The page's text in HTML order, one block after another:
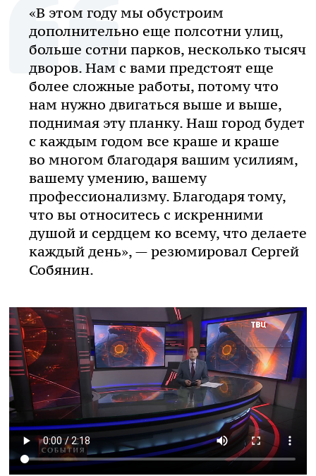
«В этом году мы обустроим
дополнительно еще полсотни улиц,
больше сотни парков, несколько тысяч
дворов. Нам с вами предстоят еще
более сложные работы, потому что
нам нужно двигаться выше и выше,
поднимая эту планку. Наш город будет
с каждым годом все краше и краше
во многом благодаря вашим усилиям,
вашему умению, вашему
профессионализму. Благодаря тому,
что вы относитесь с искренними
душой и сердцем ко всему, что делаете
каждый день», — резюмировал Сергей
Собянин.